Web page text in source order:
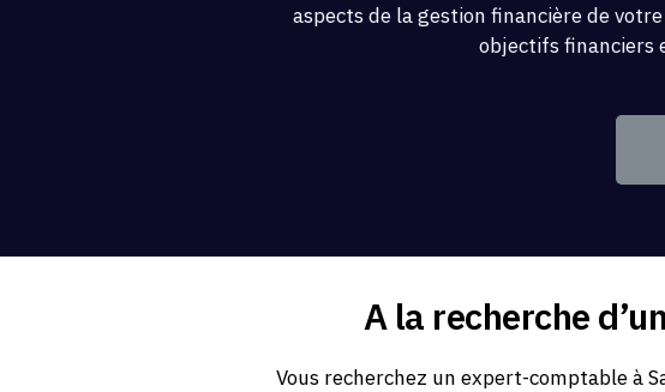
aspects de la gestion financière de
objectifs financiers
A la recherche
Vous recherchez un expert-comptable à